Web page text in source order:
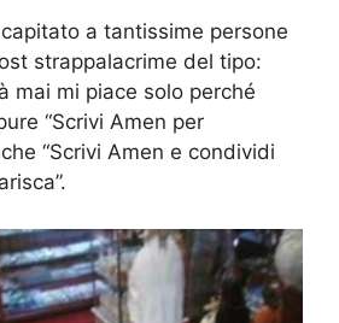
a tantissime persone
strappalacrime del tipo:
mai mi piace solo perché
“Scrivi Amen per
“Scrivi Amen e condividi